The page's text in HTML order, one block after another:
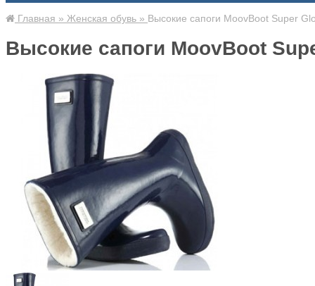
Главная » Женская обувь » Высокие сапоги MoovBoot Super
Высокие сапоги MoovBoot